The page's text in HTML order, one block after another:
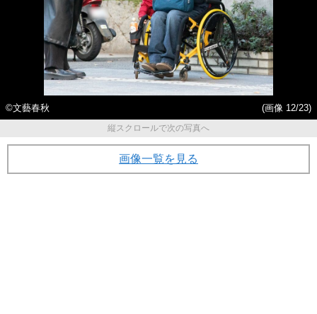
©︎文藝春秋
(画像 12/23)
縦スクロールで次の写真へ
画像一覧を見る